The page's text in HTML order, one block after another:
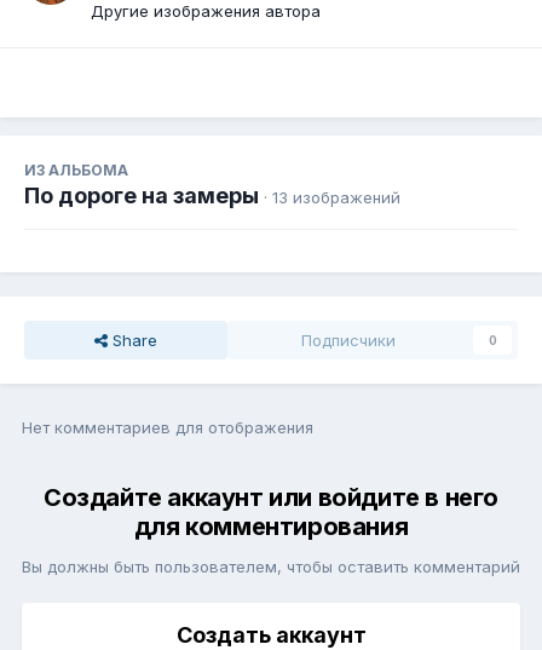
Другие изображения автора
ИЗ АЛЬБОМА
По дороге на замеры · 13 изображений
Share Подписчики 0
Нет комментариев для отображения
Создайте аккаунт или войдите в него
для комментирования
Вы должны быть пользователем, чтобы оставить комментарий
Создать аккаунт